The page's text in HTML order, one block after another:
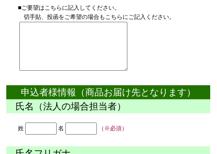
■ご要望はこちらに記入してください。
切手貼、投函をご希望の場合もこちらにご記入ください。
申込者様情報（商品お届け先となります）
氏名（法人の場合担当者）
姓 名 （※必須）